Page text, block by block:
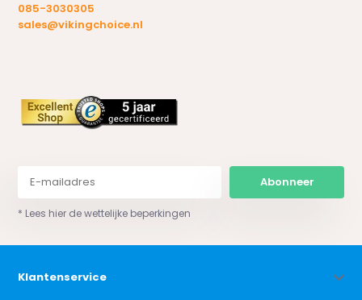
085-3030305
sales@vikingchoice.nl
Abonneer
* Lees hier de wettelijke beperkingen
Klantenservice